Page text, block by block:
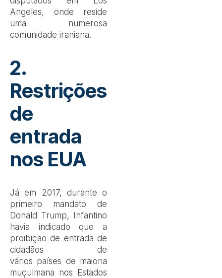
Angeles, onde reside
uma numerosa
comunidade iraniana.
2.
Restrições
de
entrada
nos EUA
Já em 2017, durante o
primeiro mandato de
Donald Trump, Infantino
havia indicado que a
proibição de entrada de
cidadãos de
vários países de maioria
muçulmana nos Estados